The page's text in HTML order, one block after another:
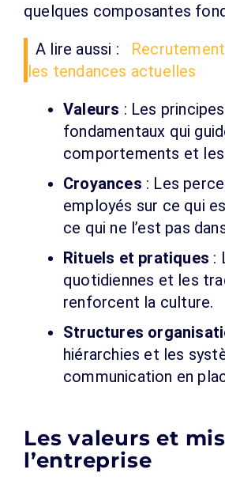
quelques composantes
A lire aussi :
les tendances actuelles
Valeurs : Les principes
fondamentaux qui
comportements et
Croyances : Les
employés sur ce qui
ce qui ne l’est pas
Rituels et pratiques :
quotidiennes et les
renforcent la culture.
Structures
hiérarchies et les
communication en
Les valeurs et
l’entreprise